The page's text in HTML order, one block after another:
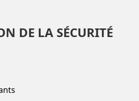
DE LA SÉCURITÉ